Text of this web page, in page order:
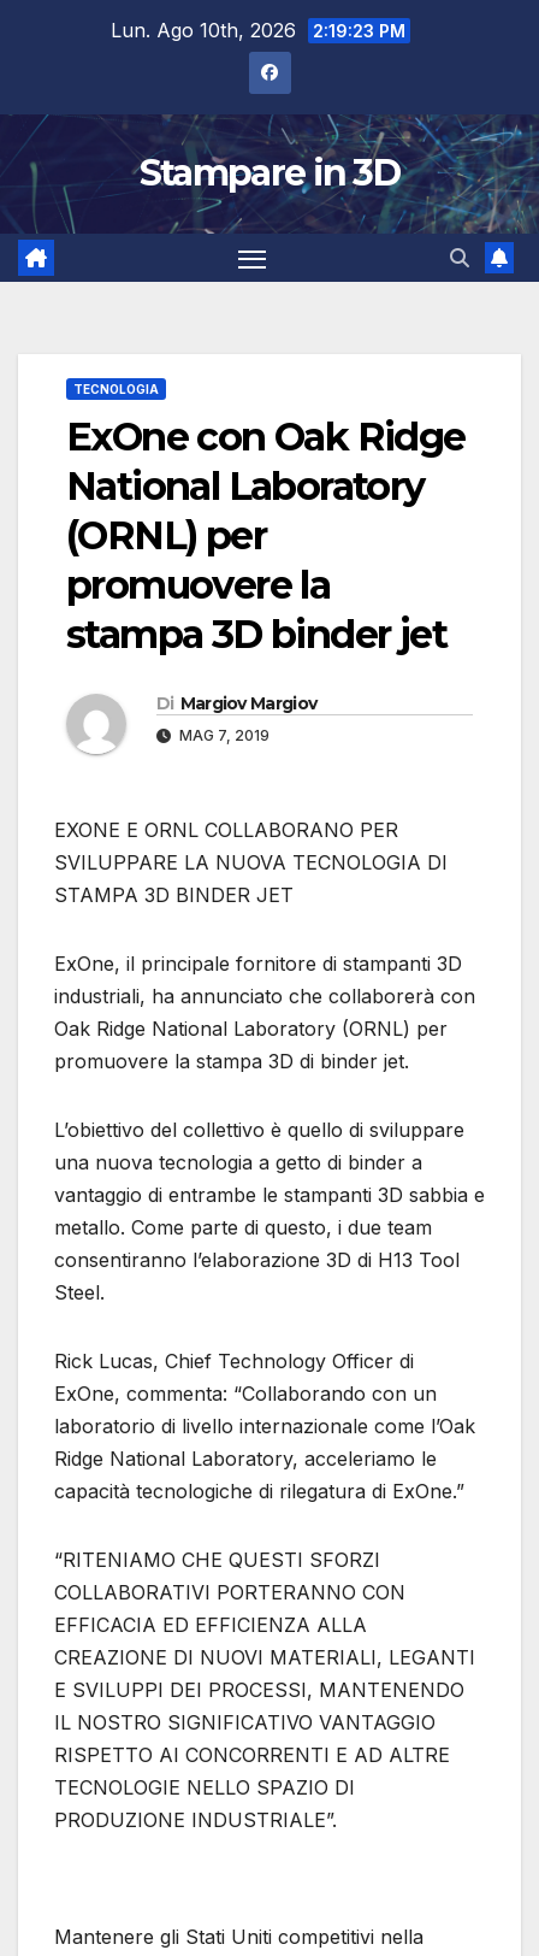
Lun. Ago 10th, 2026 2:19:24 PM
Stampare in 3D
TECNOLOGIA
ExOne con Oak Ridge
National Laboratory
(ORNL) per
promuovere la
stampa 3D binder jet
Di Margiov Margiov
MAG 7, 2019
EXONE E ORNL COLLABORANO PER
SVILUPPARE LA NUOVA TECNOLOGIA DI
STAMPA 3D BINDER JET
ExOne, il principale fornitore di stampanti 3D
industriali, ha annunciato che collaborerà con
Oak Ridge National Laboratory (ORNL) per
promuovere la stampa 3D di binder jet.
L’obiettivo del collettivo è quello di sviluppare
una nuova tecnologia a getto di binder a
vantaggio di entrambe le stampanti 3D sabbia e
metallo. Come parte di questo, i due team
consentiranno l’elaborazione 3D di H13 Tool
Steel.
Rick Lucas, Chief Technology Officer di
ExOne, commenta: “Collaborando con un
laboratorio di livello internazionale come l’Oak
Ridge National Laboratory, acceleriamo le
capacità tecnologiche di rilegatura di ExOne.”
“RITENIAMO CHE QUESTI SFORZI
COLLABORATIVI PORTERANNO CON
EFFICACIA ED EFFICIENZA ALLA
CREAZIONE DI NUOVI MATERIALI, LEGANTI
E SVILUPPI DEI PROCESSI, MANTENENDO
IL NOSTRO SIGNIFICATIVO VANTAGGIO
RISPETTO AI CONCORRENTI E AD ALTRE
TECNOLOGIE NELLO SPAZIO DI
PRODUZIONE INDUSTRIALE”.
Mantenere gli Stati Uniti competitivi nella